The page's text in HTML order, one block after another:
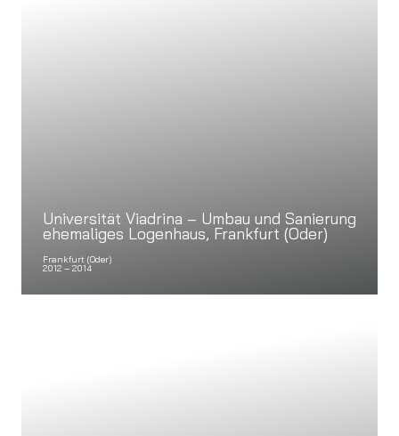
Universität Viadrina – Umbau und Sanierung
ehemaliges Logenhaus, Frankfurt (Oder)
Frankfurt (Oder)
2012 – 2014